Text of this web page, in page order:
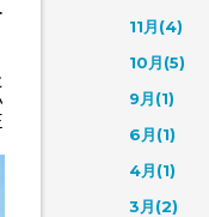
11月(4)
10月(5)
9月(1)
6月(1)
4月(1)
3月(2)